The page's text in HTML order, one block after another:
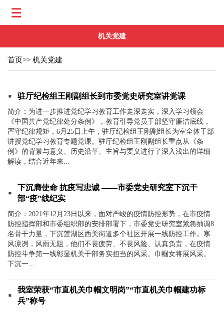
机关党建
首页>> 机关党建
驻厅纪检组王刚副组长到市委党史研究室讲党课
简介：为进一步推进党纪学习教育工作走深走实，深入学习领会
《中国共产党纪律处分条例》，教育引导党员干部坚守廉洁底线，
严守纪律规矩，6月25日上午，驻厅纪检组王刚副组长为室全体干部
讲授党纪学习教育专题党课。驻厅纪检组王刚副组长重点从《条
例》的背景与意义、历史沿革、主旨与要义进行了深入浅出的详细
解读，结合近年来...
下沉膺使命 抗疫写忠诚 ——市委党史研究室下沉干
部“疫”线纪实
简介：2021年12月23日以来，面对严峻的疫情防控形势，在市疫情
防控指挥部和市委组织部的安排部署下，市委党史研究室紧急抽调8
名骨干力量，下沉莲湖区西关街道多个社区开展一线防控工作。寒
风凛冽，风雨无阻，他们不畏疲劳、不畏风险、认真负责，在疫情
防控斗争第一线彰显机关干部务实担当的风采。巾帼女将展风采。
下沉一...
我室荣获“市直机关巾帼文明岗”“市直机关巾帼建功标
兵”称号